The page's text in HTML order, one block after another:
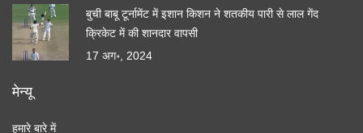
बुची बाबू टूर्नामेंट में इशान किशन ने शतकीय पारी से लाल गेंद
क्रिकेट में की शानदार वापसी
17 अग॰, 2024
मेन्यू
हमारे बारे में